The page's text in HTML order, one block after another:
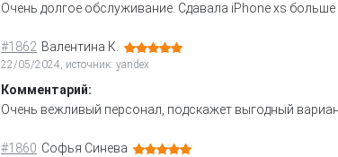
Очень долгое обслуживание. Сдавала iPhone xs больше
#1862 Валентина К.
22/05/2024, источник: yandex
Комментарий:
Очень вежливый персонал, подскажет выгодный
#1860 Софья Синева